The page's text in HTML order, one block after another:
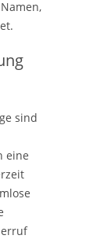
sind
eine